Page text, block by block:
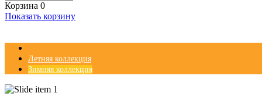
Корзина 0
Показать корзину
Летняя коллекция
Зимняя коллекция
© FreeJoomla! 3 Modules